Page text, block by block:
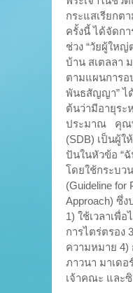
กระแสเรียกต
ครั้งนี้ ได้จัดก
ช่วง “วัยผู้ให
บ้าน สเตลลา
ตามแผนการอ
พันธสัญญา” ไ
ต้นว่ามีอายุระ
ประมาณ คุณ
(SDB) เป็นผู้ใ
ปันในหัวข้อ “
โดยใช้กระบว
(Guideline for
Approach) ซึ่
1) ใช้เวลาเพื่
การไตร่ตรอง
ความหมาย 4)
ภาวนา มาเด
เจ้าคณะ และ